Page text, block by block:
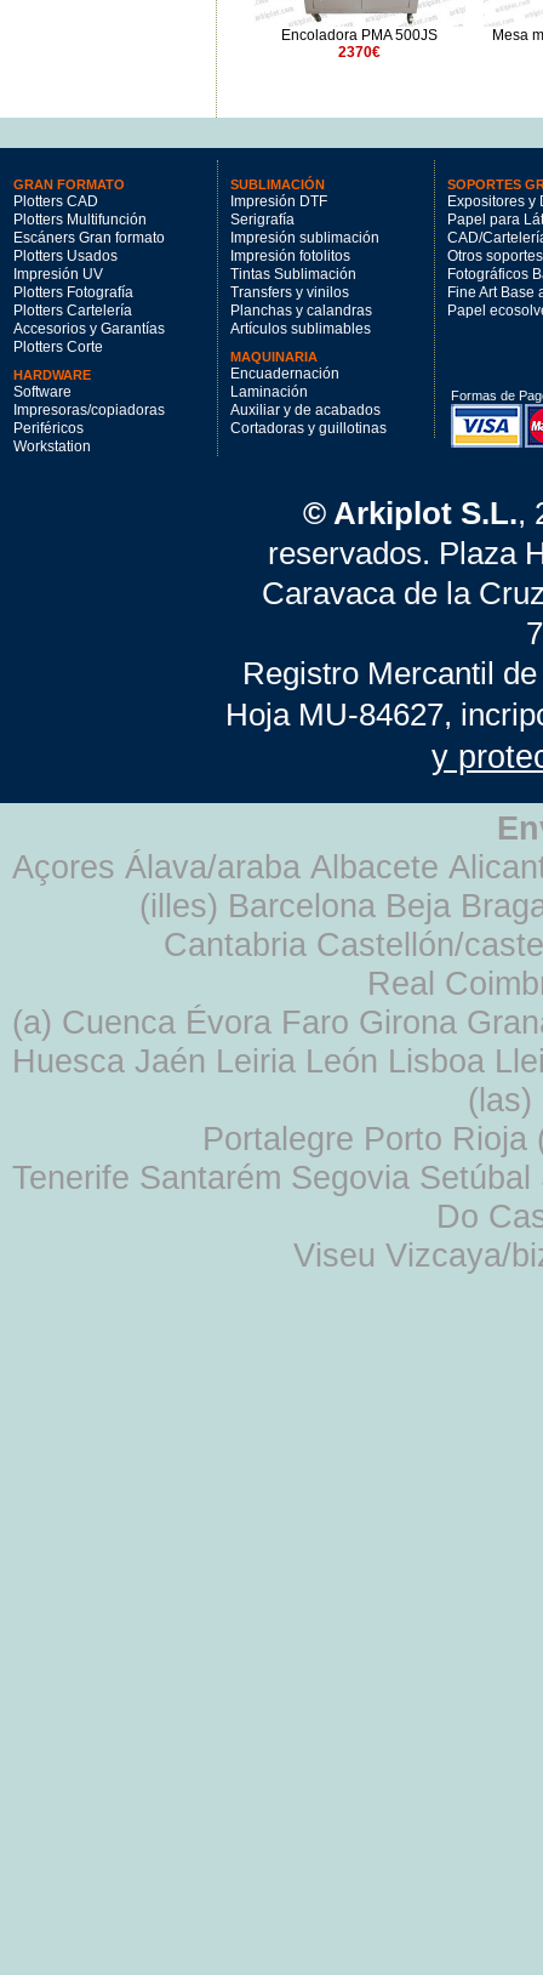
Mesa montaje de tapas HCM-
Encoladora PMA 500JS
2370€
Mesa
GRAN FORMATO
Plotters CAD
Plotters Multifunción
Escáners Gran formato
Plotters Usados
Impresión UV
Plotters Fotografía
Plotters Cartelería
Accesorios y Garantías
Plotters Corte
HARDWARE
Software
Impresoras/copiadoras
Periféricos
Workstation
SUBLIMACIÓN
Impresión DTF
Serigrafía
Impresión sublimación
Impresión fotolitos
Tintas Sublimación
Transfers y vinilos
Planchas y calandras
Artículos sublimables
MAQUINARIA
Encuadernación
Laminación
Auxiliar y de acabados
Cortadoras y guillotinas
SOPORTES
Expositores y
Papel para
CAD/
Otros soportes
Fotográficos
Fine Art Base
Papel
Formas de
© Arkiplot S.L.,
reservados. Plaza
Caravaca de la
Registro Mercantil
Hoja MU-84627,
y
Açores Álava/araba Albacete
(illes) Barcelona Beja
Cantabria Castellón/
Real
(a) Cuenca Évora Faro Girona
Huesca Jaén Leiria León Lisboa
Portalegre Porto
Tenerife Santarém Segovia
Do
Viseu Vizcaya/